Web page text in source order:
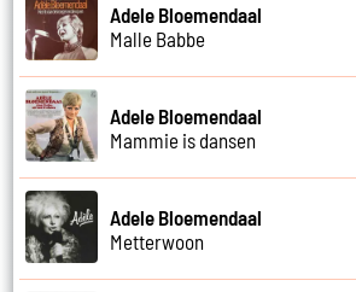
Adele Bloemendaal
Malle Babbe
Adele Bloemendaal
Mammie is dansen
Adele Bloemendaal
Metterwoon